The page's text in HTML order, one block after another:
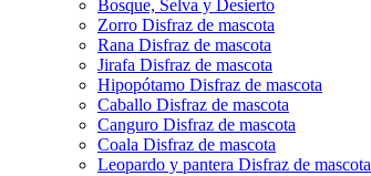
Bosque, Selva y Desierto
Zorro Disfraz de mascota
Rana Disfraz de mascota
Jirafa Disfraz de mascota
Hipopótamo Disfraz de mascota
Caballo Disfraz de mascota
Canguro Disfraz de mascota
Coala Disfraz de mascota
Leopardo y pantera Disfraz de mascota